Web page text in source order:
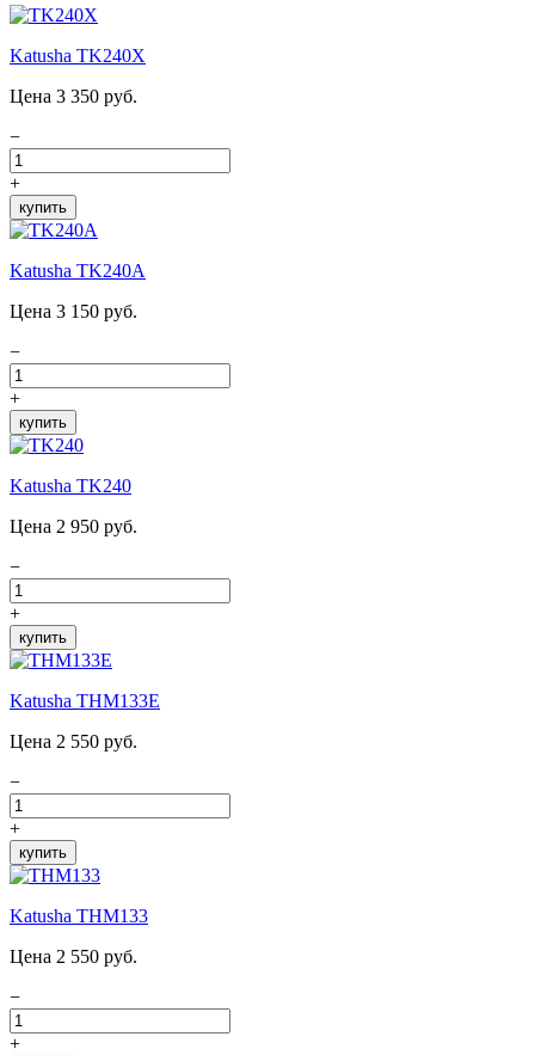
Katusha TK240X
Цена 3 350 руб.
−
+
купить
Katusha TK240A
Цена 3 150 руб.
−
+
купить
Katusha TK240
Цена 2 950 руб.
−
+
купить
Katusha THM133E
Цена 2 550 руб.
−
+
купить
Katusha THM133
Цена 2 550 руб.
−
+